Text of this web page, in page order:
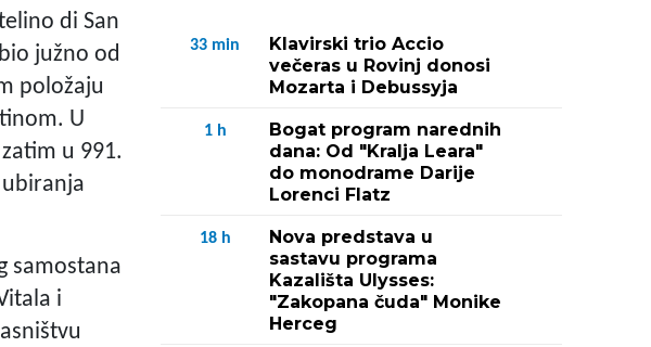
di San
južno od
položaju
U
u 991.
samostana
i
33 min
Klavirski trio Accio
večeras u Rovinj donosi
Mozarta i Debussyja
1 h
Bogat program narednih
dana: Od "Kralja Leara"
do monodrame Darije
Lorenci Flatz
18 h
Nova predstava u
sastavu programa
Kazališta Ulysses:
"Zakopana čuda" Monike
Herceg